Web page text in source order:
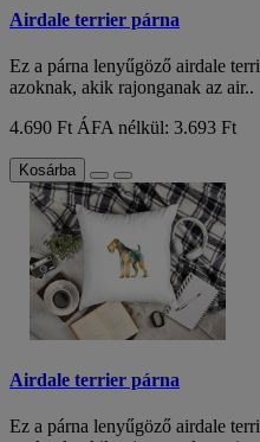
Airdale terrier párna
Ez a párna lenyűgöző airdale
azoknak, akik rajonganak az air..
4.690 Ft ÁFA nélkül: 3.693 Ft
Kosárba
Airdale terrier párna
Ez a párna lenyűgöző airdale